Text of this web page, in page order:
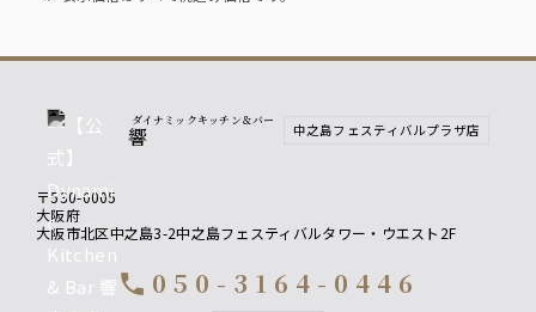
ダイナミックキッチン＆バー
響 中之島フェスティバルプラザ店
〒530-0005
大阪府
大阪市北区中之島3-2中之島フェスティバルタワー・ウエスト2F
call 050-3164-0446